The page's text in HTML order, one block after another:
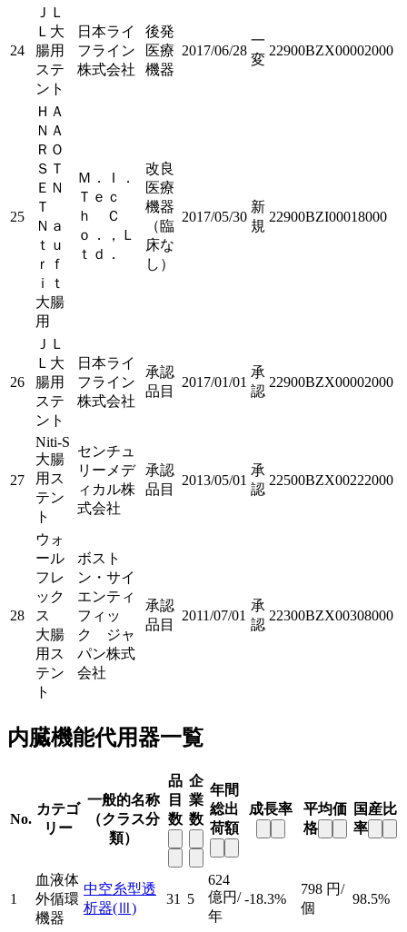
24
ＪＬ
Ｌ大
腸用
ステ
ント
日本ライ
フライン
株式会社
後発
医療
機器
2017/06/28
一
変
22900BZX00002000
25
ＨＡ
ＮＡ
ＲＯ
ＳＴ
ＥＮ
Ｔ
Ｎａ
ｔｕ
ｒｆ
ｉｔ
大腸
用
Ｍ．Ｉ．
Ｔｅｃ
ｈ Ｃ
ｏ．，Ｌ
ｔｄ．
改良
医療
機器
（臨
床な
し）
2017/05/30
新
規
22900BZI00018000
26
ＪＬ
Ｌ大
腸用
ステ
ント
日本ライ
フライン
株式会社
承認
品目
2017/01/01
承
認
22900BZX00002000
27
Niti-S
大腸
用ス
テン
ト
センチュ
リーメデ
ィカル株
式会社
承認
品目
2013/05/01
承
認
22500BZX00222000
28
ウォ
ール
フレ
ック
ス
大腸
用ス
テン
ト
ボスト
ン・サイ
エンティ
フィッ
ク ジャ
パン株式
会社
承認
品目
2011/07/01
承
認
22300BZX00308000
内臓機能代用器一覧
No.
カテゴ
リー
一般的名称
（クラス分
類）
品
目
数
企
業
数
年間
総出
荷額
成長率
平均価
格
国産比
率
1
血液体
外循環
機器
中空糸型透
析器(Ⅲ)
31 5
624
億円/
年
-18.3%
798 円/
個
98.5%